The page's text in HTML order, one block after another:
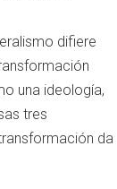
difiere
una ideología,
tres
da